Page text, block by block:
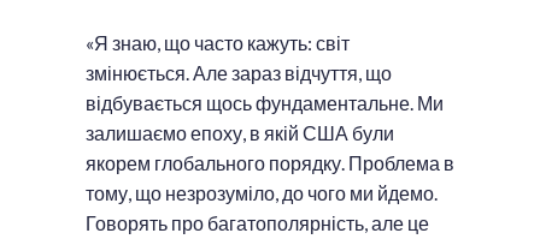
«Я знаю, що часто кажуть: світ
змінюється. Але зараз відчуття, що
відбувається щось фундаментальне. Ми
залишаємо епоху, в якій США були
якорем глобального порядку. Проблема в
тому, що незрозуміло, до чого ми йдемо.
Говорять про багатополярність, але це